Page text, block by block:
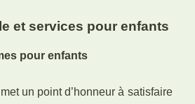
et services pour enfants
pour enfants
met un point d’honneur à satisfaire